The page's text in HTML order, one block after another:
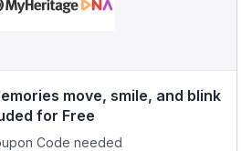
move, smile, and blink
for Free
Code needed